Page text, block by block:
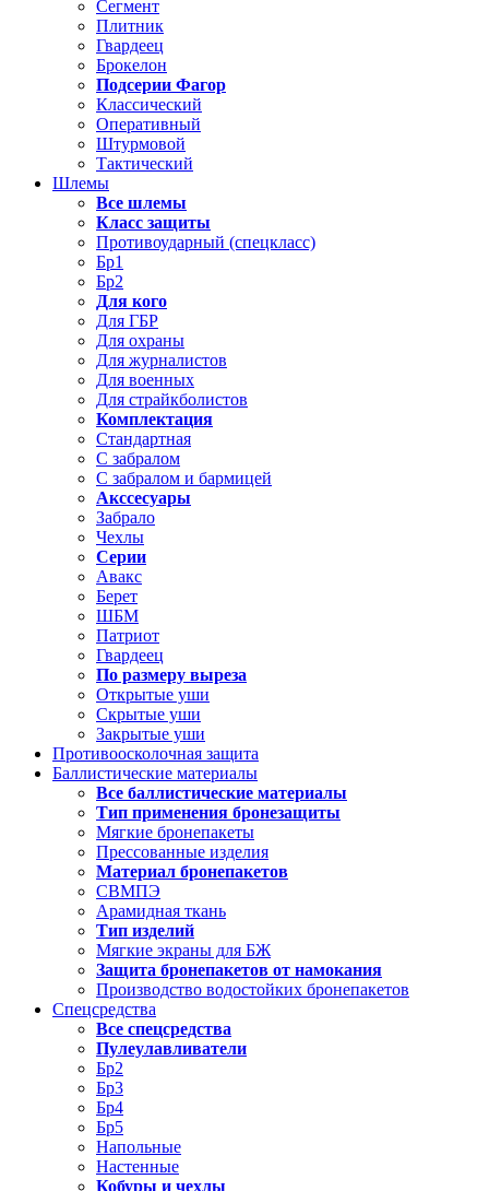
Сегмент
Плитник
Гвардеец
Брокелон
Подсерии Фагор
Классический
Оперативный
Штурмовой
Тактический
Шлемы
Все шлемы
Класс защиты
Противоударный (спецкласс)
Бр1
Бр2
Для кого
Для ГБР
Для охраны
Для журналистов
Для военных
Для страйкболистов
Комплектация
Стандартная
С забралом
С забралом и бармицей
Акссесуары
Забрало
Чехлы
Серии
Авакс
Берет
ШБМ
Патриот
Гвардеец
По размеру выреза
Открытые уши
Скрытые уши
Закрытые уши
Противоосколочная защита
Баллистические материалы
Все баллистические материалы
Тип применения бронезащиты
Мягкие бронепакеты
Прессованные изделия
Материал бронепакетов
СВМПЭ
Арамидная ткань
Тип изделий
Мягкие экраны для БЖ
Защита бронепакетов от намокания
Производство водостойких бронепакетов
Спецсредства
Все спецсредства
Пулеулавливатели
Бр2
Бр3
Бр4
Бр5
Напольные
Настенные
Кобуры и чехлы